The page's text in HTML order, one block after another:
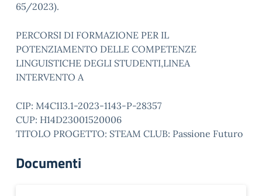
65/2023).
PERCORSI DI FORMAZIONE PER IL
POTENZIAMENTO DELLE COMPETENZE
LINGUISTICHE DEGLI STUDENTI,LINEA
INTERVENTO A
CIP: M4C1I3.1-2023-1143-P-28357
CUP: H14D23001520006
TITOLO PROGETTO: STEAM CLUB: Passione Futuro
Documenti